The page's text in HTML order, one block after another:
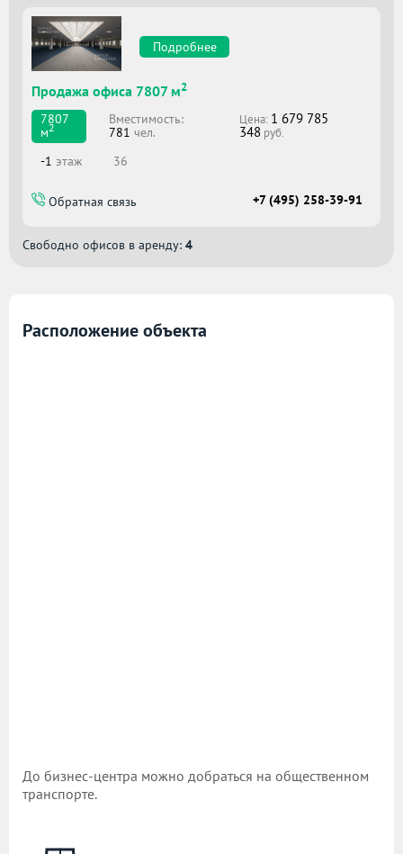
Подробнее
Продажа офиса 7807 м2
7807
м2
Вместимоcть:
781 чел.
Цена: 1 679 785
348 руб.
-1 этаж 36
Обратная связь +7 (495) 258-39-91
Свободно офисов в аренду: 4
Расположение объекта
До бизнес-центра можно добраться на общественном
транспорте.